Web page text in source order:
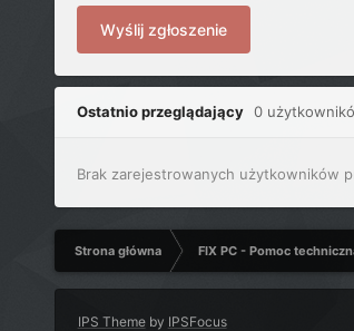
Wyślij zgłoszenie
Ostatnio przeglądający 0
Brak zarejestrowanych użytkowników
Strona główna FIX PC - Pomoc
IPS Themeby IPSFocus